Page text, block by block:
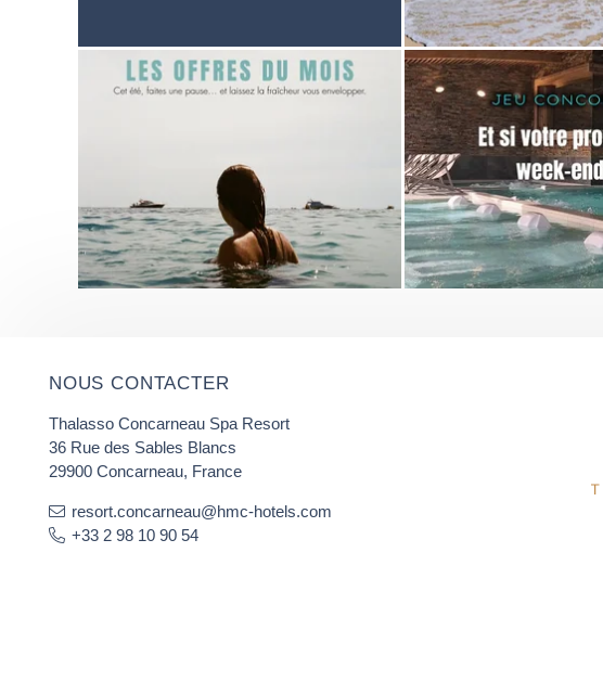
NOUS CONTACTER
Thalasso Concarneau Spa Resort
36 Rue des Sables Blancs
29900 Concarneau, France
resort.concarneau@hmc-hotels.com
+33 2 98 10 90 54